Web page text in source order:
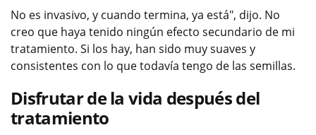
No es invasivo, y cuando termina, ya está", dijo. No
creo que haya tenido ningún efecto secundario de mi
tratamiento. Si los hay, han sido muy suaves y
consistentes con lo que todavía tengo de las semillas.
Disfrutar de la vida después del
tratamiento